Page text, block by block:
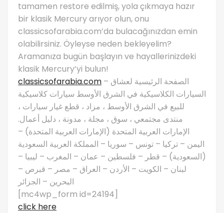
tamamen restore edilmiş, yola çıkmaya hazır
bir klasik Mercury arıyor olun, onu
classicsofarabia.com’da bulacağınızdan emin
olabilirsiniz. Öyleyse neden bekleyelim?
Aramanıza bugün başlayın ve hayallerinizdeki
klasik Mercury’yi bulun!
classicsofarabia.com – الصفحة الرئيسية لعشاق
السيارات الكلاسيكية في الشرق الأوسط سيارات كلاسيكية
للبيع في الشرق الأوسط ، مزاد ، قطع غيار سيارات ،
منتدى مجتمعي ، سوق ، مجلة ، مدونة ، دليل أعمال.
الإمارات العربية المتحدة (الإمارات العربية المتحدة) –
اليمن – تركيا – تونس – سوريا – المملكة العربية السعودية
(السعودية) – قطر – فلسطين – عمان – المغرب – ليبيا –
لبنان – الكويت – الأردن – العراق – مصر – قبرص –
البحرين – الجزائر
[mc4wp_form id=24194]
click here